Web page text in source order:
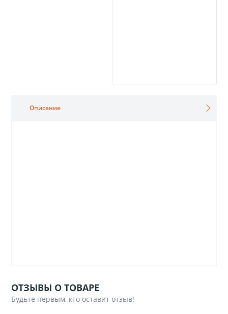
Описание
ОТЗЫВЫ О ТОВАРЕ
Будьте первым, кто оставит отзыв!